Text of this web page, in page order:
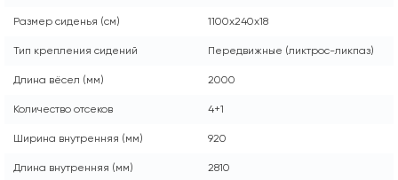
Размер сиденья (см) 1100x240x18
Тип крепления сидений Передвижные (ликтрос-ликпаз)
Длина вёсел (мм) 2000
Количество отсеков 4+1
Ширина внутренняя (мм) 920
Длина внутренняя (мм) 2810